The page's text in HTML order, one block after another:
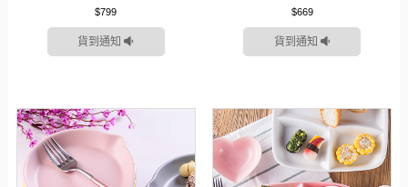
$799
貨到通知
$669
貨到通知